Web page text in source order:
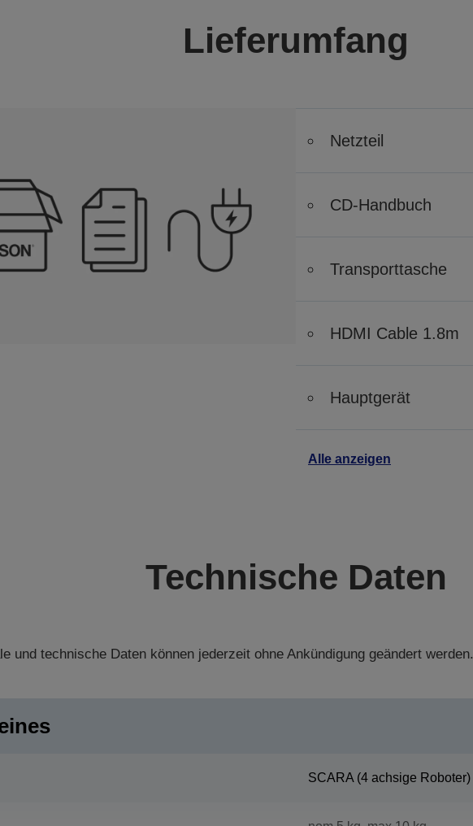
Lieferumfang
Netzteil
CD-Handbuch
Transporttasche
HDMI Cable 1.8m
Hauptgerät
Alle anzeigen
Technische Daten
und technische Daten können jederzeit ohne Ankündigung geändert werden.
SCARA (4 achsige Roboter)